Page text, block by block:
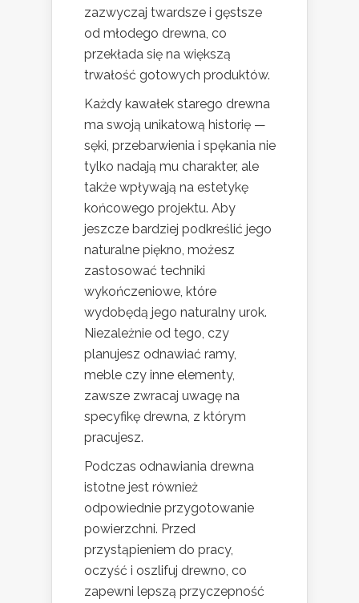
zazwyczaj twardsze i gęstsze
od młodego drewna, co
przekłada się na większą
trwałość gotowych produktów.
Każdy kawałek starego drewna
ma swoją unikatową historię —
sęki, przebarwienia i spękania nie
tylko nadają mu charakter, ale
także wpływają na estetykę
końcowego projektu. Aby
jeszcze bardziej podkreślić jego
naturalne piękno, możesz
zastosować techniki
wykończeniowe, które
wydobędą jego naturalny urok.
Niezależnie od tego, czy
planujesz odnawiać ramy,
meble czy inne elementy,
zawsze zwracaj uwagę na
specyfikę drewna, z którym
pracujesz.
Podczas odnawiania drewna
istotne jest również
odpowiednie przygotowanie
powierzchni. Przed
przystąpieniem do pracy,
oczyść i oszlifuj drewno, co
zapewni lepszą przyczepność